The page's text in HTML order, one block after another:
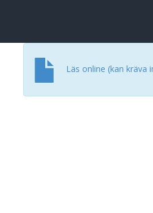
Läs online (kan kräva